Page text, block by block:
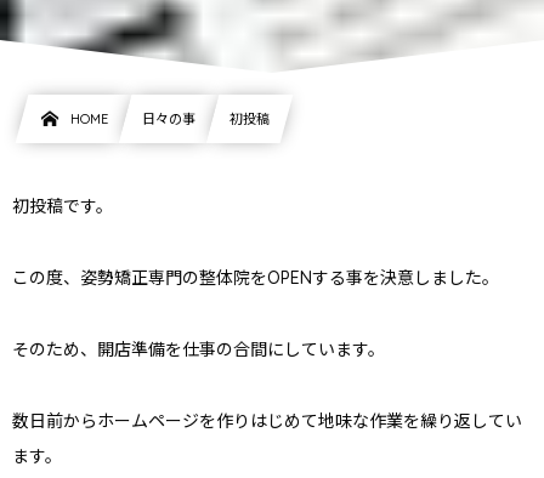
HOME 日々の事 初投稿
初投稿です。
この度、姿勢矯正専門の整体院をOPENする事を決意しました。
そのため、開店準備を仕事の合間にしています。
数日前からホームページを作りはじめて地味な作業を繰り返してい
ます。